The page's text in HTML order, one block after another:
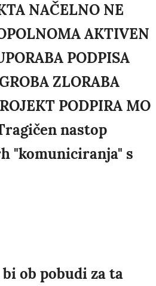
NAČELNO NE
AKTIVEN
PODPISA
ZLORABA
PODPIRA MO
nastop
"komuniciranja" s
ob pobudi za ta